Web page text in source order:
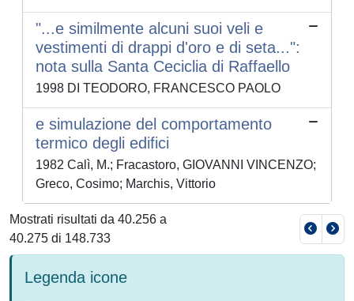
"...e similmente alcuni suoi veli e
vestimenti di drappi d'oro e di seta...":
nota sulla Santa Ceciclia di Raffaello
1998 DI TEODORO, FRANCESCO PAOLO
e simulazione del comportamento
termico degli edifici
1982 Calì, M.; Fracastoro, GIOVANNI VINCENZO;
Greco, Cosimo; Marchis, Vittorio
Mostrati risultati da 40.256 a
40.275 di 148.733
Legenda icone